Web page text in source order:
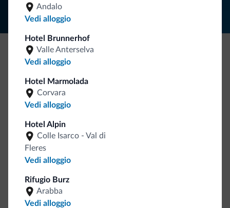
Andalo
Vedi alloggio
Hotel Brunnerhof
Valle Anterselva
Vedi alloggio
Hotel Marmolada
Corvara
Vedi alloggio
Hotel Alpin
Colle Isarco - Val di
Fleres
Vedi alloggio
Rifugio Burz
Arabba
Vedi alloggio
Be Original, scopri la nuova collezione
Ce l'avete chiesto in tanti. Ecco la nuova collezione firmata
Dolomiti.it!